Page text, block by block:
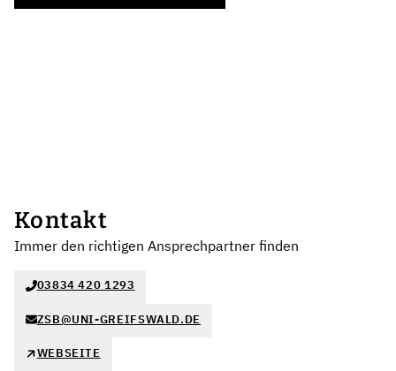
Kontakt
Immer den richtigen Ansprechpartner finden
03834 420 1293
ZSB@UNI-GREIFSWALD.DE
WEBSEITE